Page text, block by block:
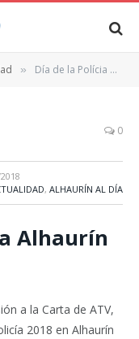
» Día de la Polícia 2018
0
, ALHAURÍN AL DÍA
Alhaurín
a la Carta de ATV,
2018 en Alhaurín